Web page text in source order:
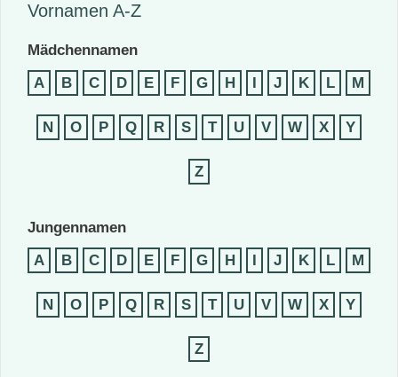
Vornamen A-Z
Mädchennamen
A
B C D E F G H J K L M
N O P Q R S T U V W X Y
Z
Jungennamen
A
B C D E F G H J K L M
N O P Q R S T U V W X Y
Z